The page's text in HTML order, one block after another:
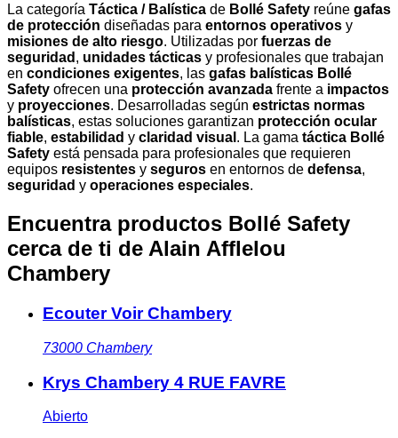
La categoría Táctica / Balística de Bollé Safety reúne gafas
de protección diseñadas para entornos operativos y
misiones de alto riesgo. Utilizadas por fuerzas de
seguridad , unidades tácticas y profesionales que trabajan
en condiciones exigentes, las gafas balísticas Bollé
Safety ofrecen una protección avanzada frente a impactos
y proyecciones. Desarrolladas según estrictas normas
balísticas, estas soluciones garantizan protección ocular
fiable, estabilidad y claridad visual . La gama táctica Bollé
Safety está pensada para profesionales que requieren
equipos resistentes y seguros en entornos de defensa,
seguridad y operaciones especiales.
Encuentra productos Bollé Safety
cerca de ti de Alain Afflelou
Chambery
Ecouter Voir Chambery
73000 Chambery
Krys Chambery 4 RUE FAVRE
Abierto